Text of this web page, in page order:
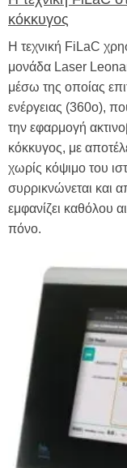
κόκκυγος
Η τεχνική FiLaC
μονάδα Laser
μέσω της οποίας
ενέργειας (360ο),
την εφαρμογή
κόκκυγος, με
χωρίς κόψιμο του
συρρικνώνεται και
εμφανίζει καθόλου
πόνο.